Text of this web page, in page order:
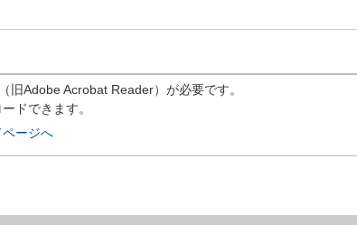
Adobe Acrobat Reader）が必要です。
ドできます。
ージへ